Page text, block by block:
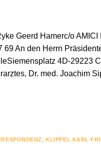
Geerd Hamerc/o
An den Herrn
4D-29223
Dr. med. Joachim
, KLIPPEL KARL